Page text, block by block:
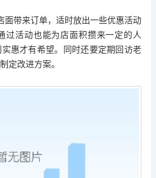
面带来订单，适时放出一些优惠活动
过活动也能为店面积攒来一定的人
惠才有希望。同时还要定期回访老
定改进方案。